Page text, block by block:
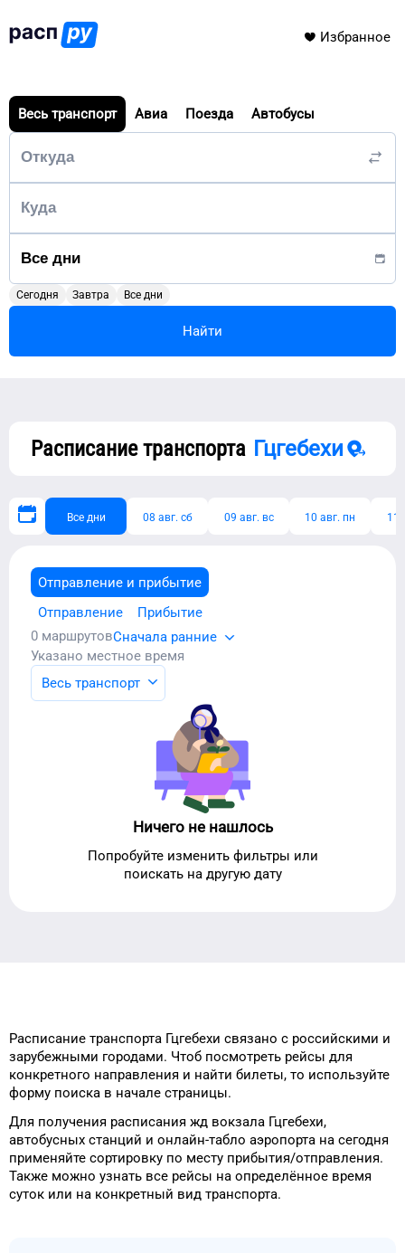
Избранное
Весь транспорт Авиа Поезда Автобусы
Сегодня Завтра Все дни
Найти
Расписание транспорта Гцгебехи
Все дни 08 авг. сб 09 авг. вс 10 авг. пн 11
Отправление и прибытие
Отправление
Прибытие
0 маршрутовСначала ранние
Указано местное время
Весь транспорт
Ничего не нашлось
Попробуйте изменить фильтры или
поискать на другую дату
Расписание транспорта Гцгебехи связано с российскими и
зарубежными городами. Чтоб посмотреть рейсы для
конкретного направления и найти билеты, то используйте
форму поиска в начале страницы.
Для получения расписания жд вокзала Гцгебехи,
автобусных станций и онлайн-табло аэропорта на сегодня
применяйте сортировку по месту прибытия/отправления.
Также можно узнать все рейсы на определённое время
суток или на конкретный вид транспорта.